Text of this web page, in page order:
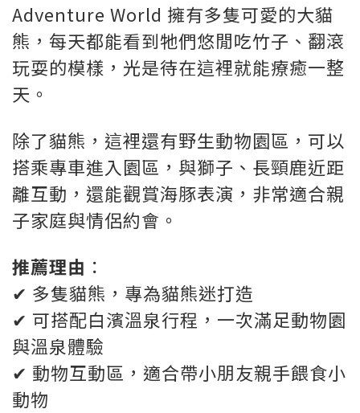
Adventure World 擁有多隻可愛的大貓
熊，每天都能看到牠們悠閒吃竹子、翻滾
玩耍的模樣，光是待在這裡就能療癒一整
天。
除了貓熊，這裡還有野生動物園區，可以
搭乘專車進入園區，與獅子、長頸鹿近距
離互動，還能觀賞海豚表演，非常適合親
子家庭與情侶約會。
推薦理由 ：
✔ 多隻貓熊，專為貓熊迷打造
✔ 可搭配白濱溫泉行程，一次滿足動物園
與溫泉體驗
✔ 動物互動區，適合帶小朋友親手餵食小
動物